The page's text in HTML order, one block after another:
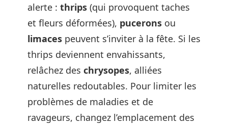
alerte : thrips (qui provoquent taches
et fleurs déformées), pucerons ou
limaces peuvent s’inviter à la fête. Si les
thrips deviennent envahissants,
relâchez des chrysopes, alliées
naturelles redoutables. Pour limiter les
problèmes de maladies et de
ravageurs, changez l’emplacement des